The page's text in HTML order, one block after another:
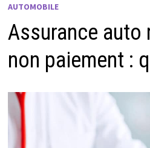
AUTOMOBILE
Assurance auto
non paiement :